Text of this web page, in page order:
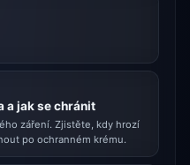
a jak se chránit
záření. Zjistěte, kdy hrozí
po ochranném krému.